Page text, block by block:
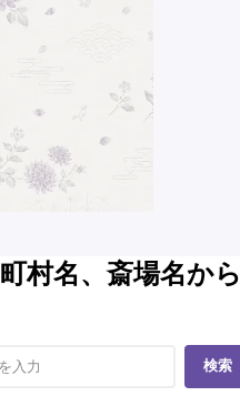
村名、斎場名から
検索